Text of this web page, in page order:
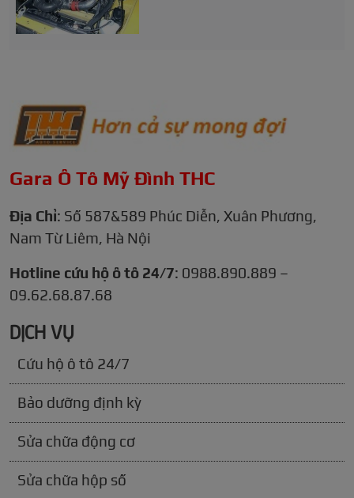
Gara Ô Tô Mỹ Đình THC
Địa Chỉ: Số 587&589 Phúc Diễn, Xuân Phương,
Nam Từ Liêm, Hà Nội
Hotline cứu hộ ô tô 24/7: 0988.890.889 –
09.62.68.87.68
DỊCH VỤ
Cứu hộ ô tô 24/7
Bảo dưỡng định kỳ
Sửa chữa động cơ
Sửa chữa hộp số